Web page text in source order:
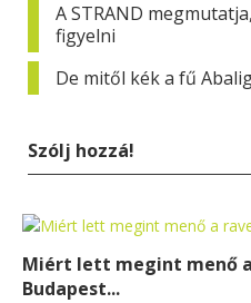
A STRAND
figyelni
De mitől kék a fű
Szólj hozzá!
Miért lett megint menő
Budapest...